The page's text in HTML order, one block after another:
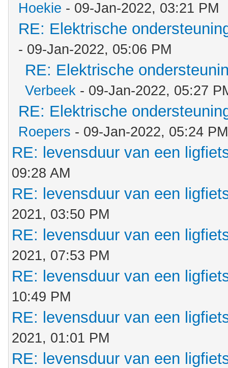
Hoekie - 09-Jan-2022, 03:21 PM
RE: Elektrische
- 09-Jan-2022, 05:06 PM
RE: Elektrische
Verbeek - 09-Jan-2022, 05:27
RE: Elektrische
Roepers - 09-Jan-2022, 05:24 PM
RE: levensduur van een
09:28 AM
RE: levensduur van een
2021, 03:50 PM
RE: levensduur van een
2021, 07:53 PM
RE: levensduur van een
10:49 PM
RE: levensduur van een
2021, 01:01 PM
RE: levensduur van een